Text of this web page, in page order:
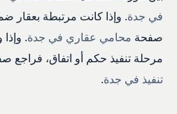
في جدة. وإذا كانت مرتبطة بعقار
صفحة محامي عقاري في جدة.
مرحلة تنفيذ حكم أو اتفاق، فراجع
تنفيذ في جدة.